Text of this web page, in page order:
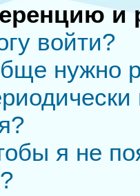
и
войти?
нужно
я не